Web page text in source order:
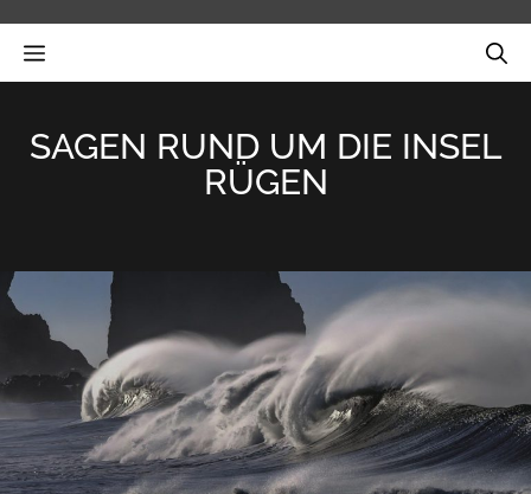
InhaltMENÜ
SAGEN RUND UM DIE INSEL
RÜGEN